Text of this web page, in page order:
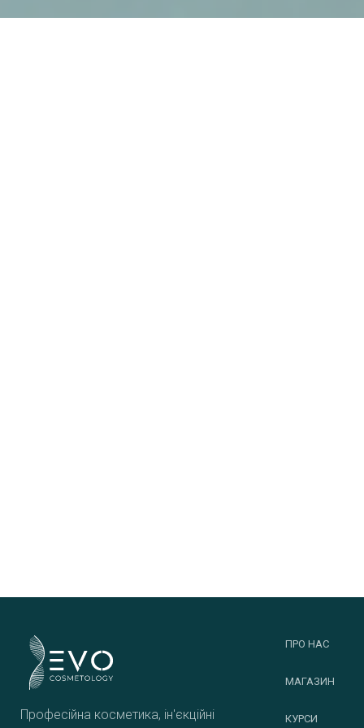
Професійна косметика, ін'єкційні
ПРО НАС
МАГАЗИН
КУРСИ